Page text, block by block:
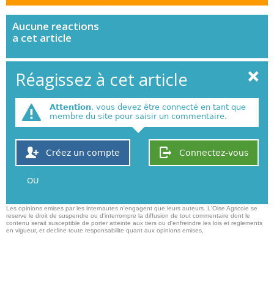
Aucune reactions
a cet article
Réagissez à cet article
Attention, vous devez être connecté en tant que
membre du site pour saisir un commentaire.
Connectez-vous
Créez un compte
OU
Les opinions emises par les internautes n'engagent que leurs auteurs. L'Oise Agricole se
reserve le droit de suspendre ou d'interrompre la diffusion de tout commentaire dont le
contenu serait susceptible de porter atteinte aux tiers ou d'enfreindre les lois et reglements
en vigueur, et decline toute responsabilite quant aux opinions emises,